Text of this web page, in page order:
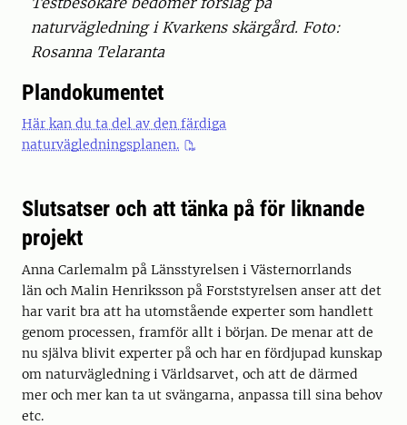
naturvägledning i Kvarkens skärgård. Foto:
Rosanna Telaranta
Plandokumentet
Här kan du ta del av den färdiga
naturvägledningsplanen.
Slutsatser och att tänka på för liknande
projekt
Anna Carlemalm på Länsstyrelsen i Västernorrlands
län och Malin Henriksson på Forststyrelsen anser att det
har varit bra att ha utomstående experter som handlett
genom processen, framför allt i början. De menar att de
nu själva blivit experter på och har en fördjupad kunskap
om naturvägledning i Världsarvet, och att de därmed
mer och mer kan ta ut svängarna, anpassa till sina behov
etc.